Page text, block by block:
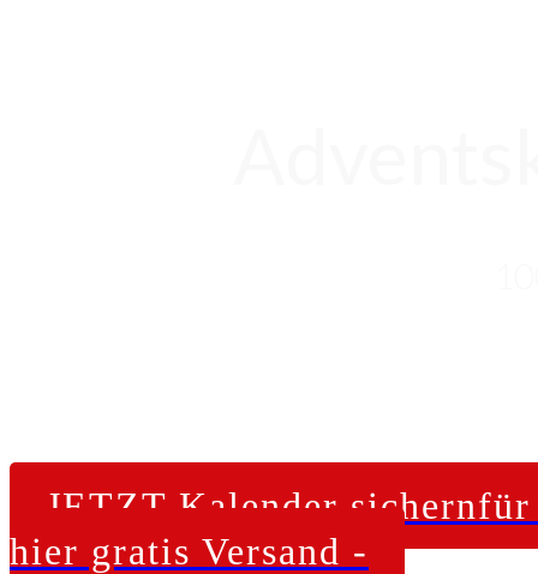
JETZT Kalender sichernfür
hier gratis Versand -